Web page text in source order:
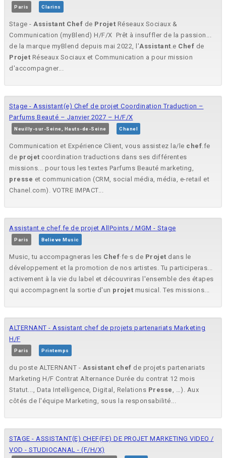
Paris Clarins
Stage - Assistant Chef de Projet Réseaux Sociaux &
Communication (myBlend) H/F/X ​ Prêt à insuffler de la passion...
de la marque myBlend depuis mai 2022, l'Assistant.e Chef de
Projet Réseaux Sociaux et Communication a pour mission
d'accompagner...
Stage - Assistant(e) Chef de projet Coordination Traduction –
Parfums Beauté – Janvier 2027 – H/F/X
Neuilly-sur-Seine, Hauts-de-Seine Chanel
Communication et Expérience Client, vous assistez la/le chef.fe
de projet coordination traductions dans ses différentes
missions... pour tous les textes Parfums Beauté marketing,
presse et communication (CRM, social média, média, e-retail et
Chanel.com). VOTRE IMPACT...
Assistant.e chef.fe de projet AllPoints / MGM - Stage
Paris Believe Music
Music, tu accompagneras les Chef·fe·s de Projet dans le
développement et la promotion de nos artistes. Tu participeras...
activement à la vie du label et découvriras l'ensemble des étapes
qui accompagnent la sortie d'un projet musical. Tes missions...
ALTERNANT - Assistant chef de projets partenariats Marketing
H/F
Paris Printemps
du poste ALTERNANT - Assistant chef de projets partenariats
Marketing H/F Contrat Alternance Durée du contrat 12 mois
Statut..., Data Intelligence, Digital, Relations Presse, …). Aux
côtés de l'équipe Marketing, sous la responsabilité...
STAGE - ASSISTANT(E) CHEF(FE) DE PROJET MARKETING VIDEO /
VOD - STUDIOCANAL - (F/H/X)